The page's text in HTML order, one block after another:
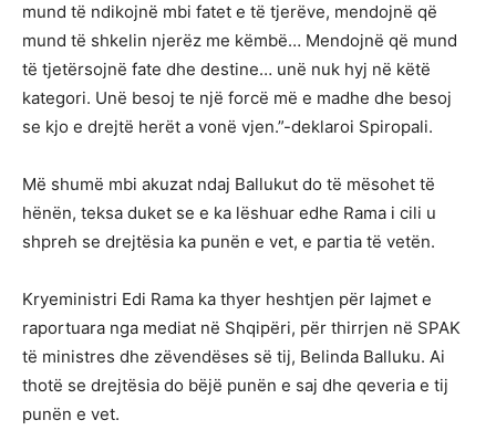
mund të ndikojnë mbi fatet e të tjerëve, mendojnë që
mund të shkelin njerëz me këmbë… Mendojnë që mund
të tjetërsojnë fate dhe destine… unë nuk hyj në këtë
kategori. Unë besoj te një forcë më e madhe dhe besoj
se kjo e drejtë herët a vonë vjen.”-deklaroi Spiropali.
Më shumë mbi akuzat ndaj Ballukut do të mësohet të
hënën, teksa duket se e ka lëshuar edhe Rama i cili u
shpreh se drejtësia ka punën e vet, e partia të vetën.
Kryeministri Edi Rama ka thyer heshtjen për lajmet e
raportuara nga mediat në Shqipëri, për thirrjen në SPAK
të ministres dhe zëvendëses së tij, Belinda Balluku. Ai
thotë se drejtësia do bëjë punën e saj dhe qeveria e tij
punën e vet.